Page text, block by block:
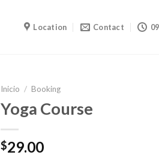
Location Contact
Inicio / Booking
Yoga Course
$29.00